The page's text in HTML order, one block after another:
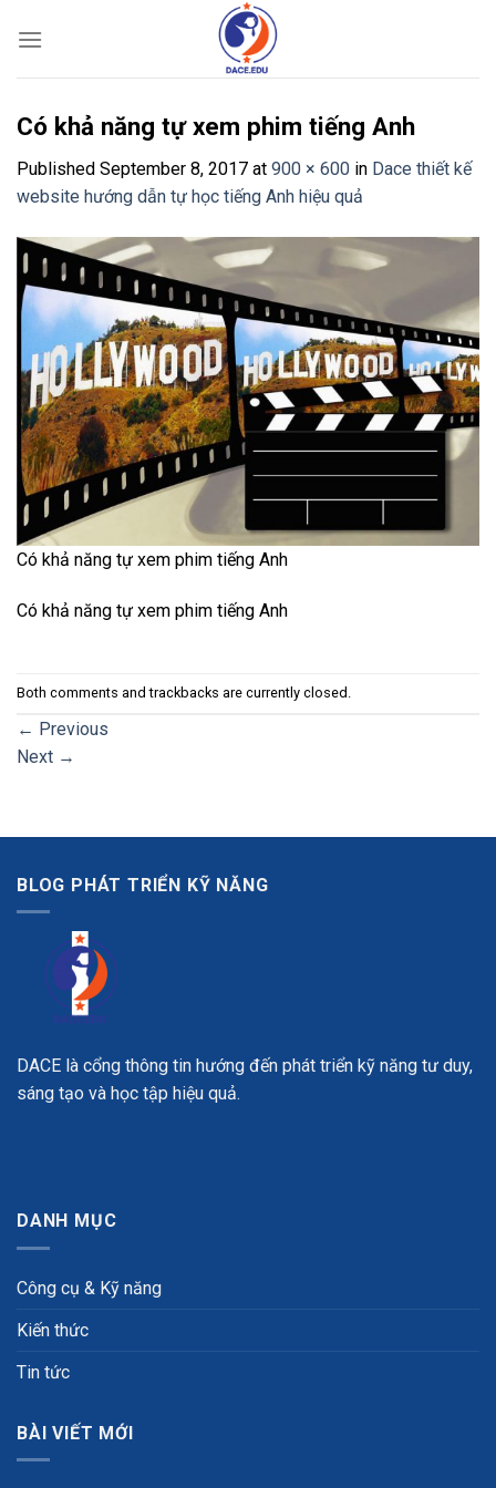
Có khả năng tự xem phim tiếng Anh
Published September 8, 2017 at 900 × 600 in Dace thiết kế
website hướng dẫn tự học tiếng Anh hiệu quả
Có khả năng tự xem phim tiếng Anh
Có khả năng tự xem phim tiếng Anh
Both comments and trackbacks are currently closed.
← Previous
Next →
BLOG PHÁT TRIỂN KỸ NĂNG
DACE là cổng thông tin hướng đến phát triển kỹ năng tư duy,
sáng tạo và học tập hiệu quả.
DANH MỤC
Công cụ & Kỹ năng
Kiến thức
Tin tức
BÀI VIẾT MỚI